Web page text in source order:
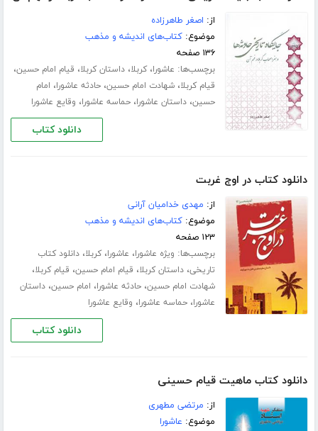
از: اصغر طاهرزاده
موضوع:کتاب‌های اندیشه و مذهب
۱۳۶ صفحه
برچسب‌ها: عاشورا،کربلا،داستان کربلا، قیام امام حسین،
قیام کربلا،شهادت امام حسین،حادثه عاشورا، امام
حسین،داستان عاشورا،حماسه عاشورا، وقایع عاشورا
دانلود کتاب
دانلود کتاب در اوج غربت
از: مهدی خدامیان آرانی
موضوع:کتاب‌های اندیشه و مذهب
۱۲۳ صفحه
برچسب‌ها: ویژه عاشورا، عاشورا،کربلا،دانلود کتاب
تاریخی،داستان کربلا، قیام امام حسین، قیام کربلا،
شهادت امام حسین،حادثه عاشورا، امام حسین،داستان
عاشورا،حماسه عاشورا، وقایع عاشورا
دانلود کتاب
دانلود کتاب ماهیت قیام حسینی
از: مرتضی مطهری
موضوع: عاشورا